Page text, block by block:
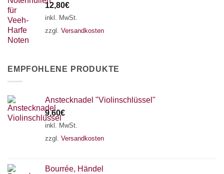
12,80€
inkl. MwSt.
zzgl. Versandkosten
EMPFOHLENE PRODUKTE
Anstecknadel "Violinschlüssel"
9,60€
inkl. MwSt.
zzgl. Versandkosten
Bourrée, Händel